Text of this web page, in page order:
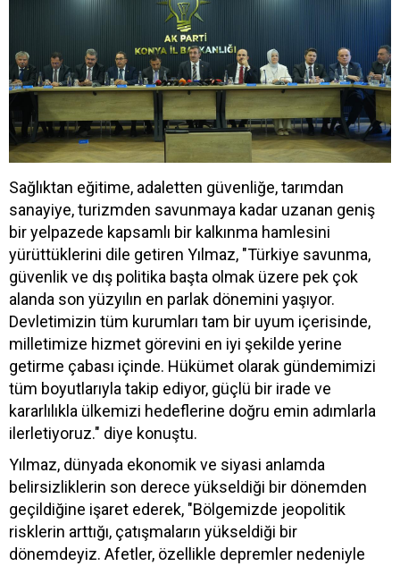
Sağlıktan eğitime, adaletten güvenliğe, tarımdan
sanayiye, turizmden savunmaya kadar uzanan geniş
bir yelpazede kapsamlı bir kalkınma hamlesini
yürüttüklerini dile getiren Yılmaz, "Türkiye savunma,
güvenlik ve dış politika başta olmak üzere pek çok
alanda son yüzyılın en parlak dönemini yaşıyor.
Devletimizin tüm kurumları tam bir uyum içerisinde,
milletimize hizmet görevini en iyi şekilde yerine
getirme çabası içinde. Hükümet olarak gündemimizi
tüm boyutlarıyla takip ediyor, güçlü bir irade ve
kararlılıkla ülkemizi hedeflerine doğru emin adımlarla
ilerletiyoruz." diye konuştu.
Yılmaz, dünyada ekonomik ve siyasi anlamda
belirsizliklerin son derece yükseldiği bir dönemden
geçildiğine işaret ederek, "Bölgemizde jeopolitik
risklerin arttığı, çatışmaların yükseldiği bir
dönemdeyiz. Afetler, özellikle depremler nedeniyle